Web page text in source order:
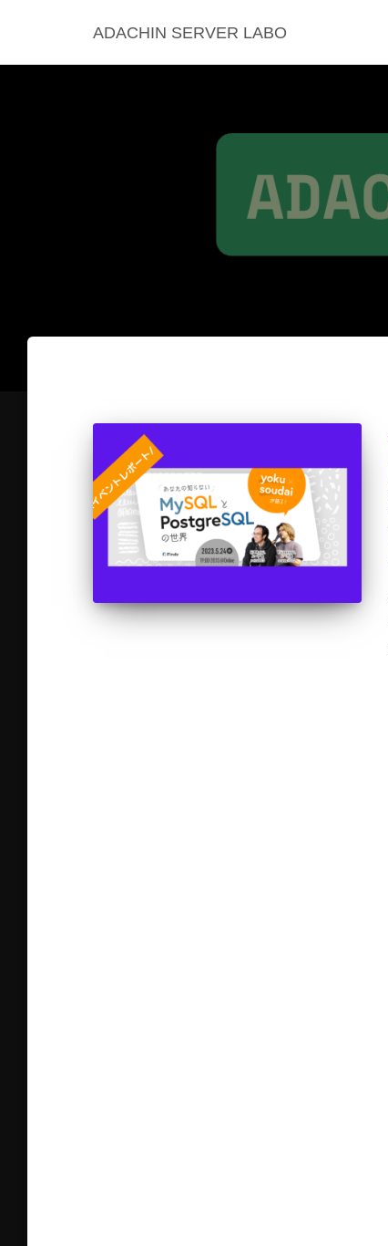
ADACHIN SERVER LABO